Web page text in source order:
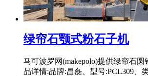
绿帘石颚式粉石子机
马可波罗网(makepolo)提供绿帘石
品详情:品牌:昌磊、型号:PCL309、